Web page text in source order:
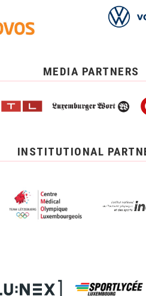
MEDIA PARTNERS
INSTITUTIONAL